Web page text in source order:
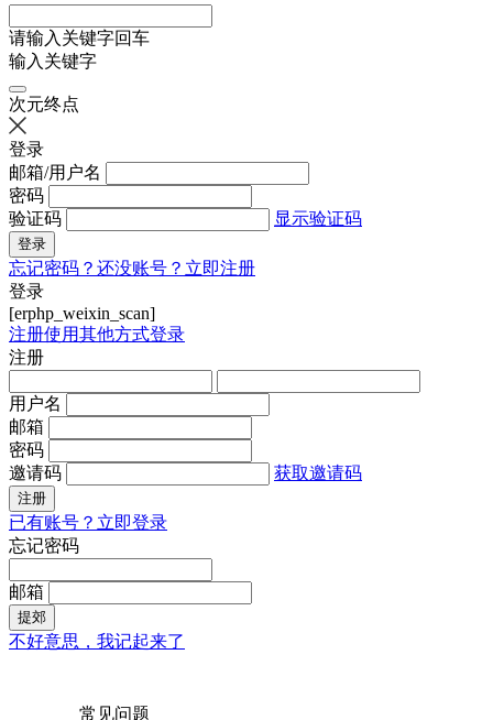
请输入关键字回车
输入关键字
次元终点
登录
邮箱/用户名
密码
验证码
显示验证码
登录
忘记密码？ 还没账号？立即注册
登录
[erphp_weixin_scan]
注册使用其他方式登录
注册
用户名
邮箱
密码
邀请码
获取邀请码
注册
已有账号？立即登录
忘记密码
邮箱
提郊
不好意思，我记起来了
常见问题